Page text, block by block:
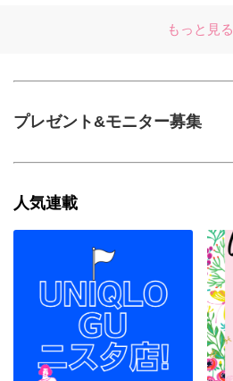
もっと見る
プレゼント&モニター募集
人気連載